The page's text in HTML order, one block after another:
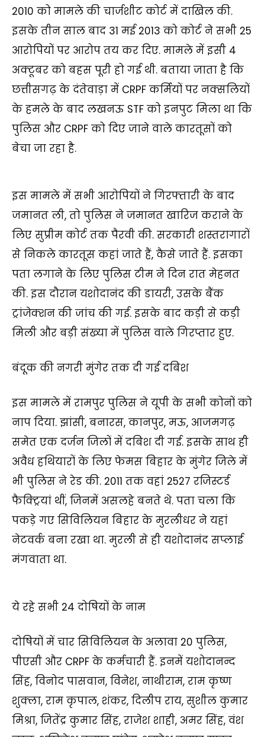
2010 को मामले की चार्जशीट कोर्ट में दाखिल की.
इसके तीन साल बाद 31 मई 2013 को कोर्ट ने सभी 25
आरोपियों पर आरोप तय कर दिए. मामले में इसी 4
अक्टूबर को बहस पूरी हो गई थी. बताया जाता है कि
छत्तीसगढ़ के दंतेवाड़ा में CRPF कर्मियों पर नक्सलियों
के हमले के बाद लखनऊ STF को इनपुट मिला था कि
पुलिस और CRPF को दिए जाने वाले कारतूसों को
बेचा जा रहा है.
इस मामले में सभी आरोपियों ने गिरफ्तारी के बाद
जमानत ली, तो पुलिस ने जमानत खारिज कराने के
लिए सुप्रीम कोर्ट तक पैरवी की. सरकारी शस्तरागारों
से निकले कारतूस कहां जाते हैं, कैसे जाते हैं. इसका
पता लगाने के लिए पुलिस टीम ने दिन रात मेहनत
की. इस दौरान यशोदानंद की डायरी, उसके बैंक
ट्रांजेक्शन की जांच की गई. इसके बाद कड़ी से कड़ी
मिली और बड़ी संख्या में पुलिस वाले गिरप्तार हुए.
बंदूक की नगरी मुंगेर तक दी गई दबिश
इस मामले में रामपुर पुलिस ने यूपी के सभी कोनों को
नाप दिया. झांसी, बनारस, कानपुर, मऊ, आजमगढ़
समेत एक दर्जन जिलों में दबिश दी गई. इसके साथ ही
अवैध हथियारों के लिए फेमस बिहार के मुंगेर जिले में
भी पुलिस ने रेड की. 2011 तक वहां 2527 रजिस्टर्ड
फैक्ट्रियां थीं, जिनमें असलहे बनते थे. पता चला कि
पकड़े गए सिविलियन बिहार के मुरलीधर ने यहां
नेटवर्क बना रखा था. मुरली से ही यशोदानंद सप्लाई
मंगवाता था.
ये रहे सभी 24 दोषियों के नाम
दोषियों में चार सिविलियन के अलावा 20 पुलिस,
पीएसी और CRPF के कर्मचारी हैं. इनमें यशोदानन्द
सिंह, विनोद पासवान, विनेश, नाथीराम, राम कृष्ण
शुक्ला, राम कृपाल, शंकर, दिलीप राय, सुशील कुमार
मिश्रा, जितेंद्र कुमार सिंह, राजेश शाही, अमर सिंह, वंश